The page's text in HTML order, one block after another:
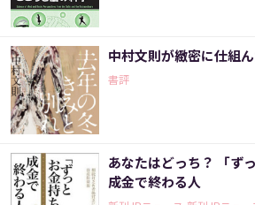
中村文則が緻密に仕組
書評
あなたはどっち？ 「ず
成金で終わる人